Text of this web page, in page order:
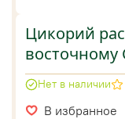
Цикорий
восточному
В избранное
Нет в наличии